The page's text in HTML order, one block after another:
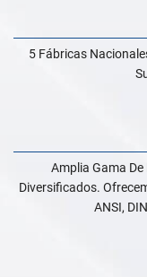
5 Fábricas
Amplia Gama
Diversificados.
ANSI,